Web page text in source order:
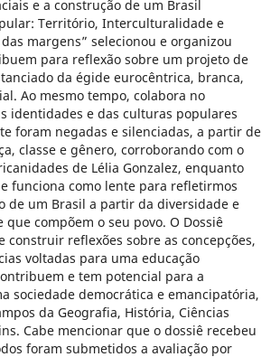
e a construção de um Brasil
Território, Interculturalidade e
margens” selecionou e organizou
para reflexão sobre um projeto de
da égide eurocêntrica, branca,
Ao mesmo tempo, colabora no
identidades e das culturas populares
foram negadas e silenciadas, a partir de
classe e gênero, corroborando com o
de Lélia Gonzalez, enquanto
funciona como lente para refletirmos
de um Brasil a partir da diversidade e
compõem o seu povo. O Dossiê
construir reflexões sobre as concepções,
voltadas para uma educação
e tem potencial para a
sociedade democrática e emancipatória,
da Geografia, História, Ciências
Cabe mencionar que o dossiê recebeu
foram submetidos a avaliação por